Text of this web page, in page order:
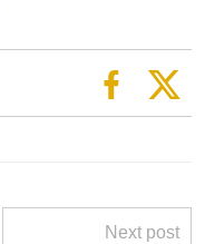
Next post